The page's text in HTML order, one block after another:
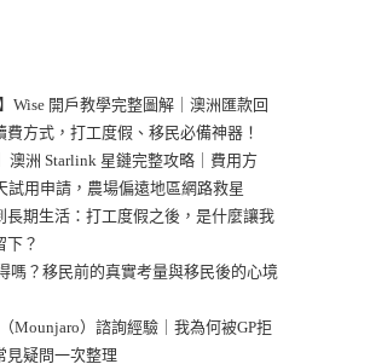
Wise 開戶教學完整圖解｜澳洲匯款回
費方式，打工度假、移民必備神器！
澳洲 Starlink 星鏈完整攻略｜費用方
試用申請，農場偏遠地區網路救星
長期生活：打工度假之後，是什麼讓我
下？
嗎？移民前的真實考量與移民後的心境
Mounjaro）諮詢經驗｜我為何被GP拒
見疑問一次整理